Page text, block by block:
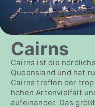
Cairns
Cairns ist die
Queensland und hat
Cairns treffen der
hohen Artenvielfalt
aufeinander. Das